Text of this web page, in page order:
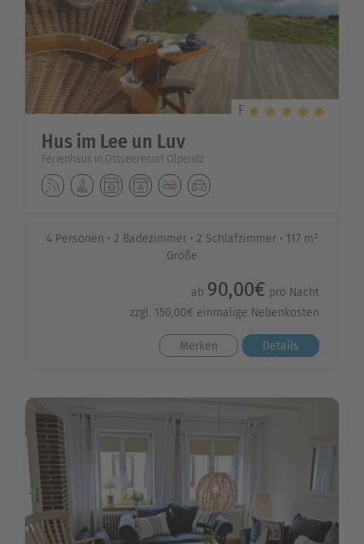
F
Hus im Lee un Luv
Ferienhaus in Ostseeresort Olpenitz
4 Personen 2 Badezimmer 2 Schlafzimmer
117 m²
Größe
ab 90,00€ pro Nacht
zzgl. 150,00€ einmalige Nebenkosten
Merken Details